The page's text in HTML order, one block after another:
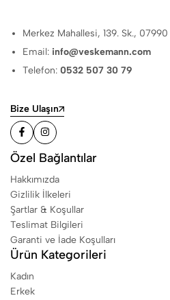
Merkez Mahallesi, 139. Sk.,
Email: info@veskemann.com
Telefon:0532 507 30 79
Bize Ulaşın
Özel Bağlantılar
Hakkımızda
Gizlilik İlkeleri
Şartlar & Koşullar
Teslimat Bilgileri
Garanti ve İade Koşulları
Ürün Kategorileri
Kadın
Erkek